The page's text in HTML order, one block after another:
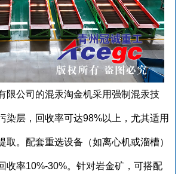
限公司的混汞淘金机采用强制混汞技
染层，回收率可达98%以上，尤其适用
取。配套重选设备（如离心机或溜槽）
收率10%-30%。针对岩金矿，可搭配